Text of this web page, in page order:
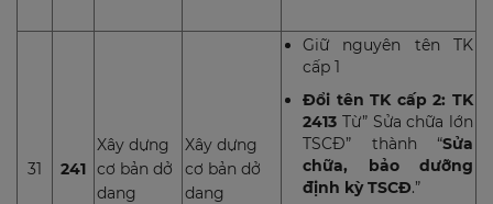
31 241
Xây dựng
cơ bản dở
dang
Xây dựng
cơ bản dở
dang
Giữ nguyên tên TK
cấp 1
Đổi tên TK cấp 2: TK
2413 Từ” Sửa chữa lớn
TSCĐ” thành “Sửa
chữa, bảo dưỡng
định kỳ TSCĐ.”